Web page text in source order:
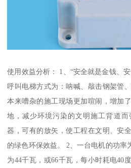
使用效益分析： 1、“安全就是金钱、
呼叫电梯方式为：呐喊、敲击钢架管
本来嘈杂的施工现场更加喧闹，增加
地，减少环境污染的文明施工背道
器，可有的放矢，使工程在文明、安
的绿色环保效益。 2、一台电机的功率
为44千瓦，或66千瓦，每小时耗电40